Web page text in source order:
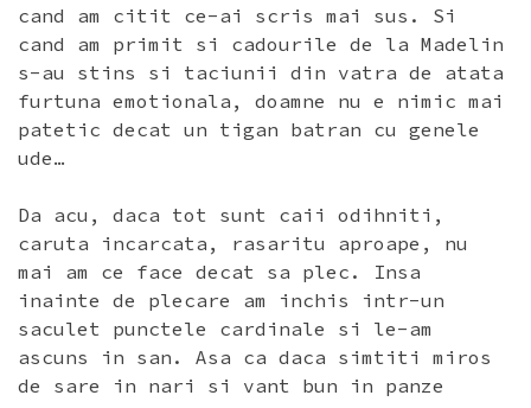
cand am citit ce-ai scris mai sus. Si
cand am primit si cadourile de la Madelin
s-au stins si taciunii din vatra de atata
furtuna emotionala, doamne nu e nimic mai
patetic decat un tigan batran cu genele
ude…
Da acu, daca tot sunt caii odihniti,
caruta incarcata, rasaritu aproape, nu
mai am ce face decat sa plec. Insa
inainte de plecare am inchis intr-un
saculet punctele cardinale si le-am
ascuns in san. Asa ca daca simtiti miros
de sare in nari si vant bun in panze